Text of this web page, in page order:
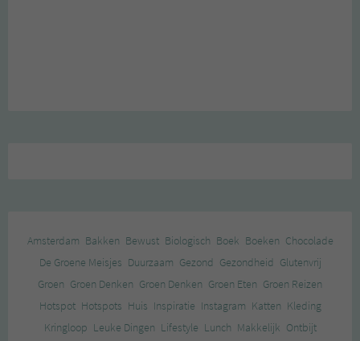
Amsterdam Bakken Bewust Biologisch Boek Boeken Chocolade
De Groene Meisjes Duurzaam Gezond Gezondheid Glutenvrij
Groen Groen Denken Groen Denken Groen Eten Groen Reizen
Hotspot Hotspots Huis Inspiratie Instagram Katten Kleding
Kringloop Leuke Dingen Lifestyle Lunch Makkelijk Ontbijt